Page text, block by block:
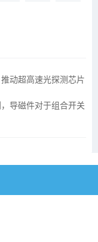
动超高速光探测芯片
导磁件对于组合开关